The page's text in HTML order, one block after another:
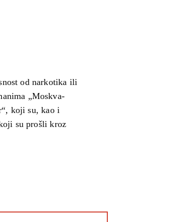
od narkotika ili
„Moskva-
koji su, kao i
su prošli kroz